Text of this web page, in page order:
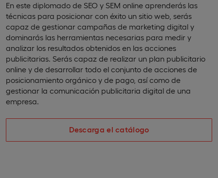
En este diplomado de SEO y SEM online aprenderás las
técnicas para posicionar con éxito un sitio web, serás
capaz de gestionar campañas de marketing digital y
dominarás las herramientas necesarias para medir y
analizar los resultados obtenidos en las acciones
publicitarias. Serás capaz de realizar un plan publicitario
online y de desarrollar todo el conjunto de acciones de
posicionamiento orgánico y de pago, así como de
gestionar la comunicación publicitaria digital de una
empresa.
Descarga el catálogo